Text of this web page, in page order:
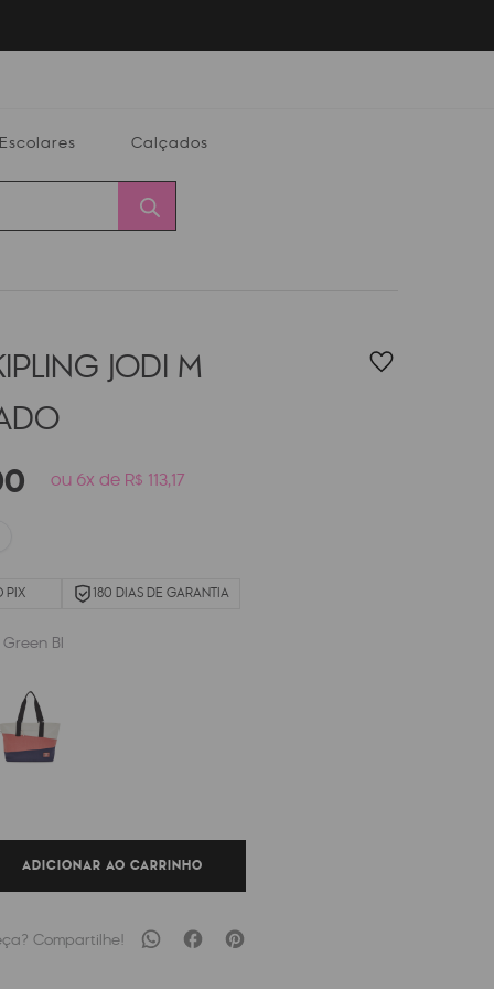
Escolares Calçados
JODI M
ou 6x de R$ 113,17
PIX 180 DIAS DE GARANTIA
Bl
ADICIONAR AO CARRINHO